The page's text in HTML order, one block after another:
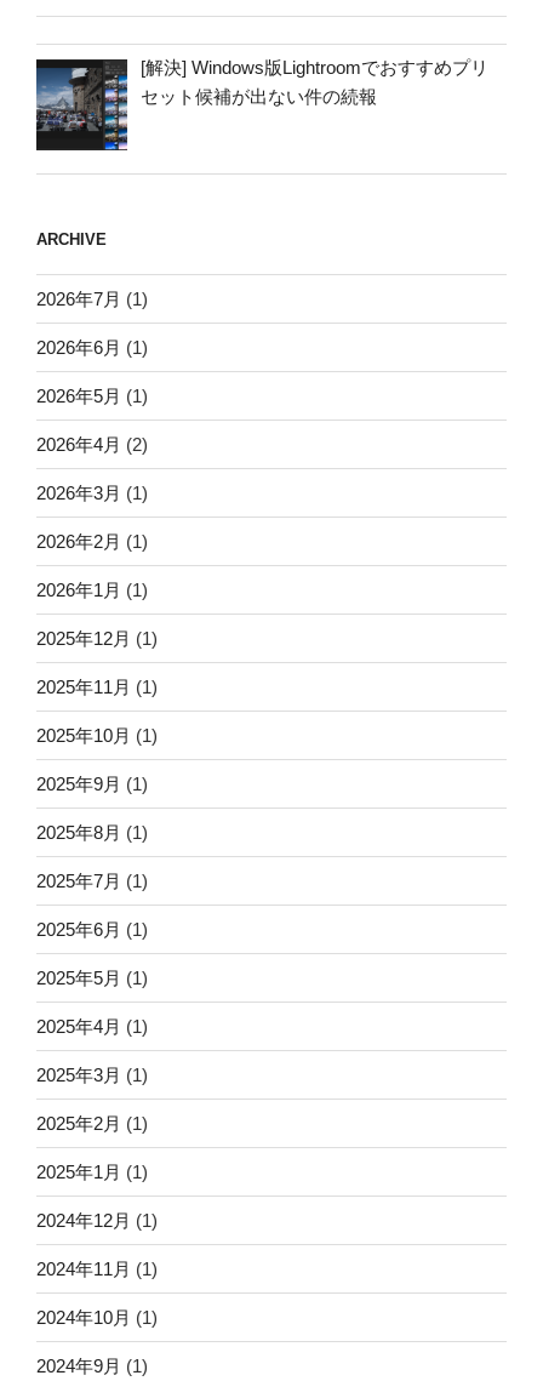
[解決] Windows版Lightroomでおすすめプリ
セット候補が出ない件の続報
ARCHIVE
2026年7月 (1)
2026年6月 (1)
2026年5月 (1)
2026年4月 (2)
2026年3月 (1)
2026年2月 (1)
2026年1月 (1)
2025年12月 (1)
2025年11月 (1)
2025年10月 (1)
2025年9月 (1)
2025年8月 (1)
2025年7月 (1)
2025年6月 (1)
2025年5月 (1)
2025年4月 (1)
2025年3月 (1)
2025年2月 (1)
2025年1月 (1)
2024年12月 (1)
2024年11月 (1)
2024年10月 (1)
2024年9月 (1)